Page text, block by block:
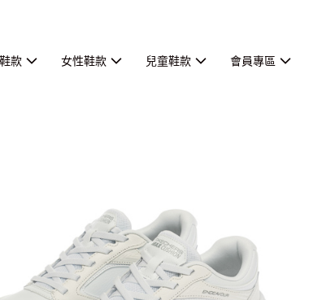
款 女性鞋款 兒童鞋款 會員專區